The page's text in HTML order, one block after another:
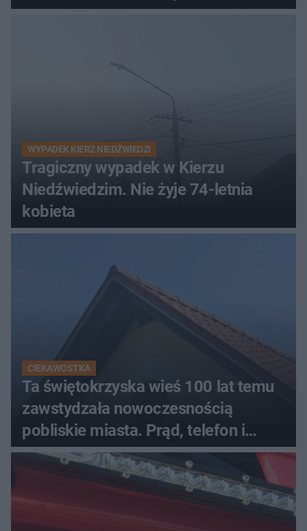
WYPADEK KIERZ NIEDŹWIEDZI
Tragiczny wypadek w Kierzu
Niedźwiedzim. Nie żyje 74-letnia
kobieta
CIEKAWOSTKA
Ta świętokrzyska wieś 100 lat temu
zawstydzała nowoczesnością
pobliskie miasta. Prąd, telefon i
luksusowa auta